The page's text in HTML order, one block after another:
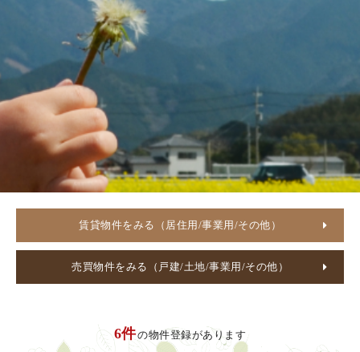
賃貸物件をみる（居住用/事業用/その他）
売買物件をみる（戸建/土地/事業用/その他）
6件の物件登録があります